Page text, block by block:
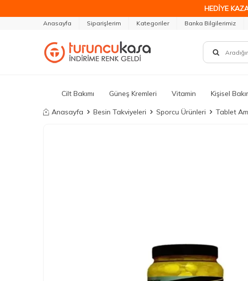
HEDİYE
Anasayfa Siparişlerim Kategoriler Banka Bilgilerimiz
Cilt Bakımı Güneş Kremleri Vitamin Kişisel
Anasayfa Besin Takviyeleri Sporcu Ürünleri Tablet